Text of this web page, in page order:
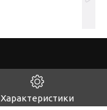
Характеристики